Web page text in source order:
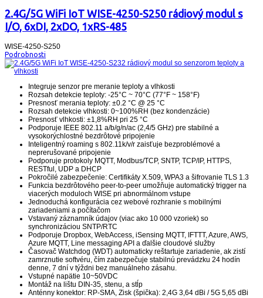
2.4G/5G WiFi IoT WISE-4250-S250 rádiový modul s
I/O, 6xDI, 2xDO, 1xRS-485
WISE-4250-S250
Podrobnosti
Integruje senzor pre meranie teploty a vlhkosti
Rozsah detekcie teploty: -25°C ~ 70°C (77°F ~ 158°F)
Presnosť merania teploty: ±0.2 °C @ 25 °C
Rozsah detekcie vlhkosti: 0~100%RH (bez kondenzácie)
Presnosť vlhkosti: ±1,8%RH pri 25 °C
Podporuje IEEE 802.11 a/b/g/n/ac (2,4/5 GHz) pre stabilné a
vysokorýchlostné bezdrôtové pripojenie
Inteligentný roaming s 802.11k/v/r zaisťuje bezproblémové a
neprerušované pripojenie
Podporuje protokoly MQTT, Modbus/TCP, SNTP, TCP/IP, HTTPS,
RESTful, UDP a DHCP
Pokročilé zabezpečenie: Certifikáty X.509, WPA3 a šifrovanie TLS 1.3
Funkcia bezdrôtového peer-to-peer umožňuje automatický trigger na
viacerých moduloch WISE pri abnormálnom vstupe
Jednoduchá konfigurácia cez webové rozhranie s mobilnými
zariadeniami a počítačom
Vstavaný záznamník údajov (viac ako 10 000 vzoriek) so
synchronizáciou SNTP/RTC
Podporuje Dropbox, WebAccess, iSensing MQTT, IFTTT, Azure, AWS,
Azure MQTT, Line messaging API a ďalšie cloudové služby
Časovač Watchdog (WDT) automaticky reštartuje zariadenie, ak zistí
zamrznutie softvéru, čím zabezpečuje stabilnú prevádzku 24 hodín
denne, 7 dní v týždni bez manuálneho zásahu.
Vstupné napätie 10~50VDC
Montáž na lištu DIN-35, stenu, a stĺp
Anténny konektor: RP-SMA, Zisk (špička): 2,4G 3,64 dBi / 5G 5,65 dBi